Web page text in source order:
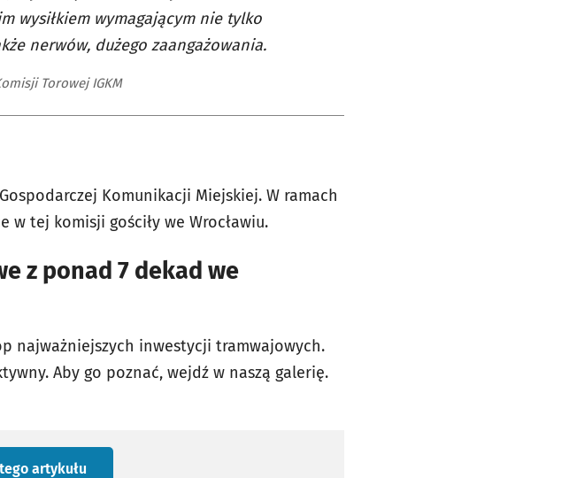
wysiłkiem wymagającym nie tylko
nerwów, dużego zaangażowania.
Torowej IGKM
Komunikacji Miejskiej. W ramach
w tej komisji gościły we Wrocławiu.
z ponad 7 dekad we
najważniejszych inwestycji tramwajowych.
Aby go poznać, wejdź w naszą galerię.
tego artykułu